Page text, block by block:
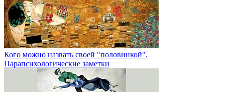
Кого можно назвать своей "половинкой".
Парапсихологические заметки